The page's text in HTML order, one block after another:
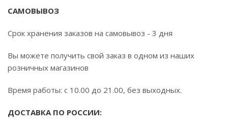
САМОВЫВОЗ
Срок хранения заказов на самовывоз - 3 дня
Вы можете получить свой заказ в одном из наших
розничных магазинов
Время работы: с 10.00 до 21.00, без выходных.
ДОСТАВКА ПО РОССИИ: